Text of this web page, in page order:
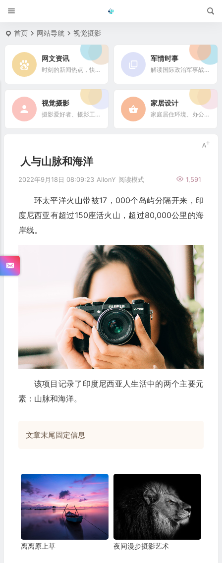
首页 网站导航 视觉摄影
网文资讯
时刻的新闻热点，快速了解它们的最新进展
军情时事
解读国际政治军事战略格局
视觉摄影
摄影爱好者、摄影工作者及摄影行业信息
家居设计
家庭居住环境、办公场所、公共空间陈设风格以设计搭配
人与山脉和海洋
2022年9月18日 08:09:23 AllonY 1,591
阅读模式
环太平洋火山带被17，000个岛屿分隔开来，印
度尼西亚有超过150座活火山，超过80,000公里的海
岸线。
该项目记录了印度尼西亚人生活中的两个主要元
素：山脉和海洋。
文章末尾固定信息
离离原上草 夜间漫步摄影艺术